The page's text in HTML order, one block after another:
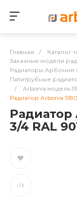
Главная / Каталог
Заказные модели
Радиаторы Арбония
Пятитрубные
/
Arbonia модель
Радиатор Arbonia
Радиатор
3/4 RAL